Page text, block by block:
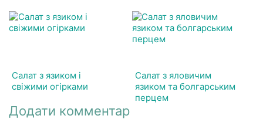
Салат з язиком і
свіжими огірками
Салат з яловичим
язиком та болгарським
перцем
Додати комментар